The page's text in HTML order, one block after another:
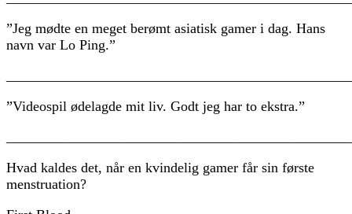
”Jeg mødte en meget berømt asiatisk gamer i dag. Hans
navn var Lo Ping.”
”Videospil ødelagde mit liv. Godt jeg har to ekstra.”
Hvad kaldes det, når en kvindelig gamer får sin første
menstruation?